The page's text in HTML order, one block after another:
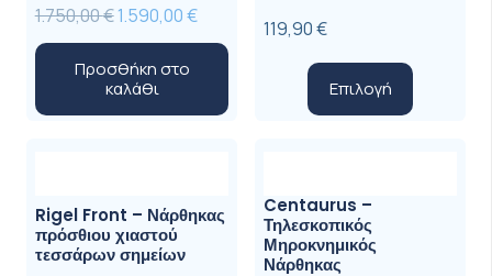
1.750,00€Original
price
was:
1.590,00€Η
τρέχουσα
είναι:
Προσθήκη στο
καλάθι
119,90€
Επιλογή
Αυτό
το
Rigel Front – Νάρθηκας
πρόσθιου χιαστού
τεσσάρων σημείων
Centaurus –
Τηλεσκοπικός
Μηροκνημικός
Νάρθηκας